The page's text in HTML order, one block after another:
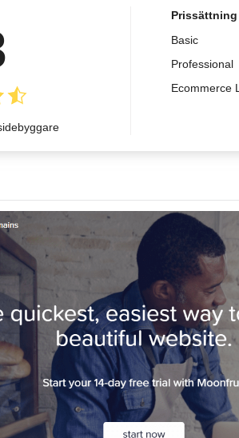
Prissättning
Basic
Professional
Ecommerce